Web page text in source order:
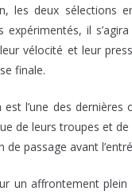
les deux sélections
il
vélocité et leur
finale.
l’une des
de leurs troupes et
de passage avant
un affrontement